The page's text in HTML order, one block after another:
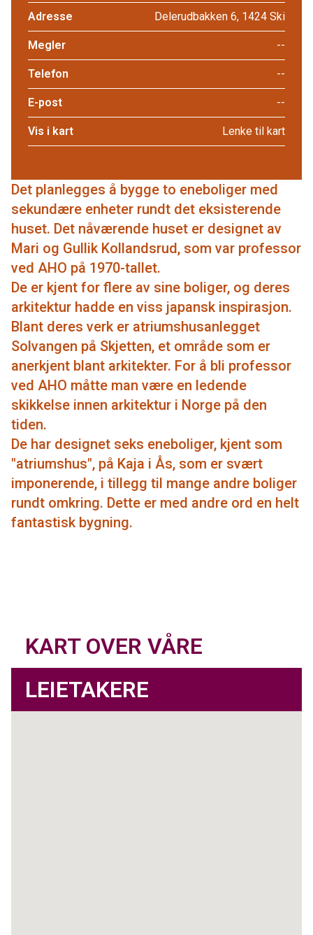
Det planlegges å bygge to eneboliger med
sekundære enheter rundt det eksisterende
huset. Det nåværende huset er designet av
Mari og Gullik Kollandsrud, som var professor
ved AHO på 1970-tallet.
De er kjent for flere av sine boliger, og deres
arkitektur hadde en viss japansk inspirasjon.
Blant deres verk er atriumshusanlegget
Solvangen på Skjetten, et område som er
anerkjent blant arkitekter. For å bli professor
ved AHO måtte man være en ledende
skikkelse innen arkitektur i Norge på den
tiden.
De har designet seks eneboliger, kjent som
"atriumshus", på Kaja i Ås, som er svært
imponerende, i tillegg til mange andre boliger
rundt omkring. Dette er med andre ord en helt
fantastisk bygning.
Adresse Delerudbakken 6, 1424 Ski
Megler --
Telefon --
E-post --
Vis i kart Lenke til kart
KART OVER VÅRE
LEIETAKERE